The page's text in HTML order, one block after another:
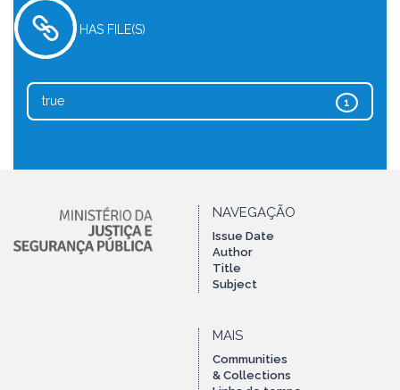
HAS FILE(S)
1
true
NAVEGAÇÃO
Issue Date
Author
Title
Subject
MAIS
Communities
& Collections